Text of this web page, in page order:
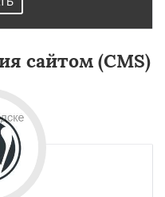
×
Ола
Химки
сайтом (CMS)
×
данных